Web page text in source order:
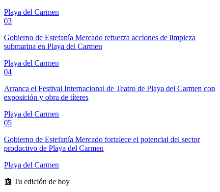
Playa del Carmen
03
Gobierno de Estefanía Mercado refuerza acciones de limpieza
submarina en Playa del Carmen
Playa del Carmen
04
Arranca el Festival Internacional de Teatro de Playa del Carmen con
exposición y obra de títeres
Playa del Carmen
05
Gobierno de Estefanía Mercado fortalece el potencial del sector
productivo de Playa del Carmen
Playa del Carmen
📰 Tu edición de hoy